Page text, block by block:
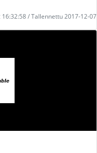
16:32:58 / Tallennettu 2017-12-07